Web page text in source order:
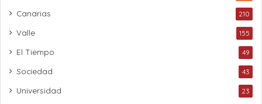
Canarias 210
Valle 155
El Tiempo 49
Sociedad 43
Universidad 23